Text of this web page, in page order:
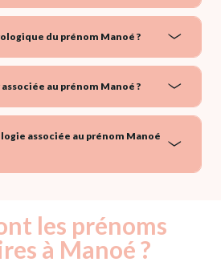
du prénom Manoé ?
au prénom Manoé ?
associée au prénom Manoé
les prénoms
à Manoé ?